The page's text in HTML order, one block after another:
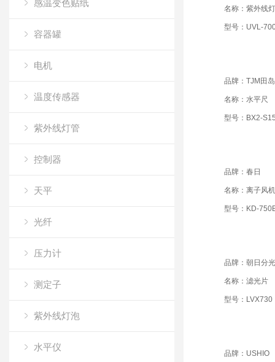
感温变色贴纸
容器罐
电机
温度传感器
紫外线灯管
控制器
天平
光纤
压力计
测定子
紫外线灯泡
水平仪
名称：紫外线
型号：UVL-
品牌：TJM田岛
名称：水平尺
型号：BX2-
品牌：春日
名称：离子风机
型号：KD-
品牌：朝日分光
名称：滤光片
型号：LVX730
品牌：USHIO